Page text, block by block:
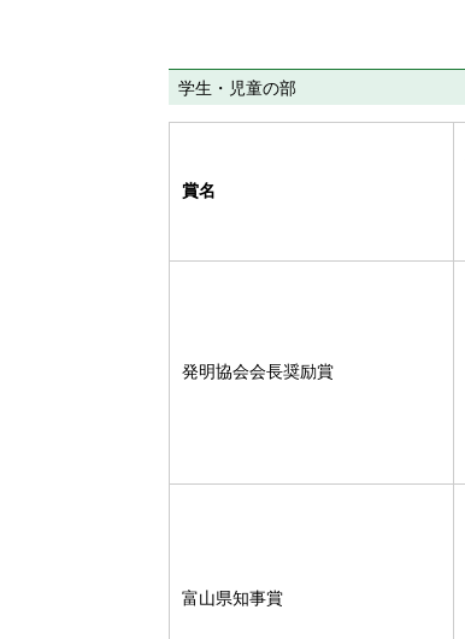
学生・児童の部
賞名
発明協会会長奨励賞
富山県知事賞